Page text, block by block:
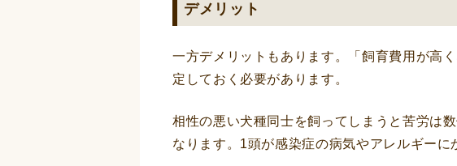
デメリット
一方デメリットもあります。「飼育費用が高
定しておく必要があります。
相性の悪い犬種同士を飼ってしまうと苦労は
なります。1頭が感染症の病気やアレルギー